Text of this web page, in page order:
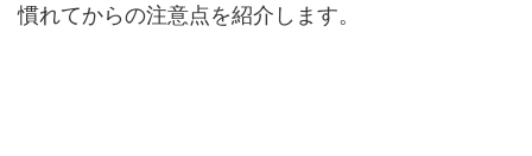
慣れてからの注意点を紹介します。